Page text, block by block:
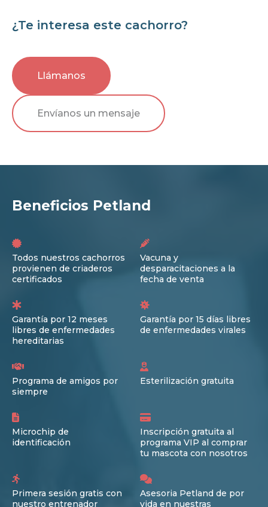
¿Te interesa este cachorro?
Llámanos
Envíanos un mensaje
Beneficios Petland
Todos nuestros cachorros
provienen de criaderos
certificados
Vacuna y
desparacitaciones a la
fecha de venta
Garantía por 12 meses
libres de enfermedades
hereditarias
Garantía por 15 días libres
de enfermedades virales
Programa de amigos por
siempre
Esterilización gratuita
Microchip de
identificación
Inscripción gratuita al
programa VIP al comprar
tu mascota con nosotros
Primera sesión gratis con
nuestro entrenador
Asesoria Petland de por
vida en nuestras